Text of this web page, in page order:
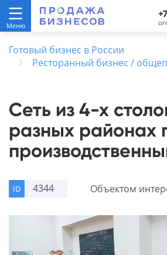
Готовый бизнес в России
Ресторанный бизнес /
Сеть из 4-х
разных районах
ID 4344 Объектом